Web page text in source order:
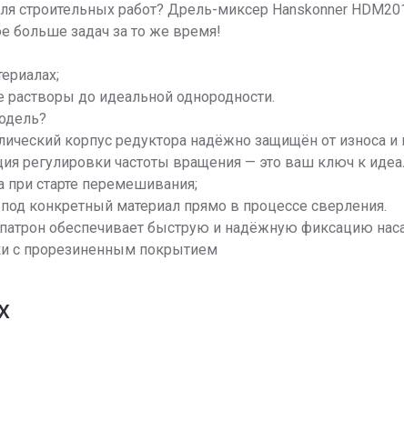
строительных работ? Дрель-миксер Hanskonner
больше задач за то же время!
до идеальной однородности.
корпус редуктора надёжно защищён от
регулировки частоты вращения — это ваш ключ к
при старте перемешивания;
конкретный материал прямо в процессе сверления.
обеспечивает быструю и надёжную фиксацию
с прорезиненным покрытием